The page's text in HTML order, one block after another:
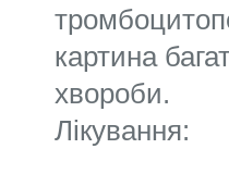
картина
хвороби.
Лікування: